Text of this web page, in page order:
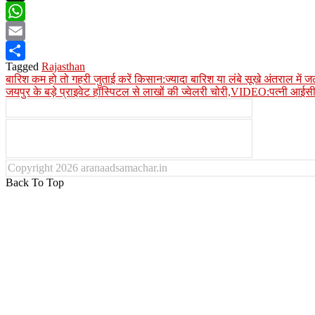
X
WhatsApp
Email
Share
Tagged Rajasthan
Post
navigation
बारिश कम हो तो गहरी जुताई करें किसान:ज्यादा बारिश या लंबे सूखे अंतराल
जयपुर के बड़े प्राइवेट हॉस्पिटल से लाखों की ज्वेलरी चोरी,VIDEO:पत्नी
Copyright 2026 aranaadsamachar.in
Back To Top